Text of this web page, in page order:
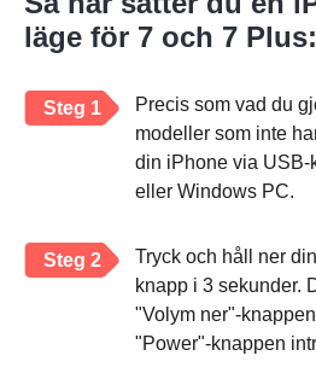
läge för 7 och 7 Plus:
Steg 1
Precis som vad du
modeller som inte
din iPhone via
eller Windows PC.
Steg 2
Tryck och håll ner
knapp i 3 sekunder.
"Volym ner"-
"Power"-knappen